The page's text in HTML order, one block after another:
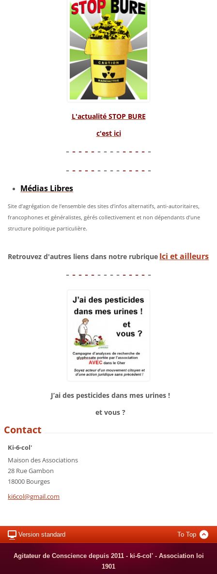
L'actualité STOP BURE
c'est ici
- - - - - - - - - - - - - -
- - - - - - - - - - - - - -
Médias Libres
Site d’agrégation de l’ensemble des sites d’infos alternatifs, anti-autoritaires,
francophones et généralistes, gérés collectivement et non dépendants d’une
structure politique particulière.
Retrouvez d'autres liens dans notre rubrique Ici et ailleurs
- - - - - - - - - - - - - -
J’ai des pesticides dans mes urines !
et vous ?
Contact
Ki-6-col'
Maison des Associations
28 Rue Gambon
18000 Bourges
ki6col@gmail.com
Version standard To Top
Agitateur de Conscience depuis 2011 - ki-6-col' - Association loi
1901